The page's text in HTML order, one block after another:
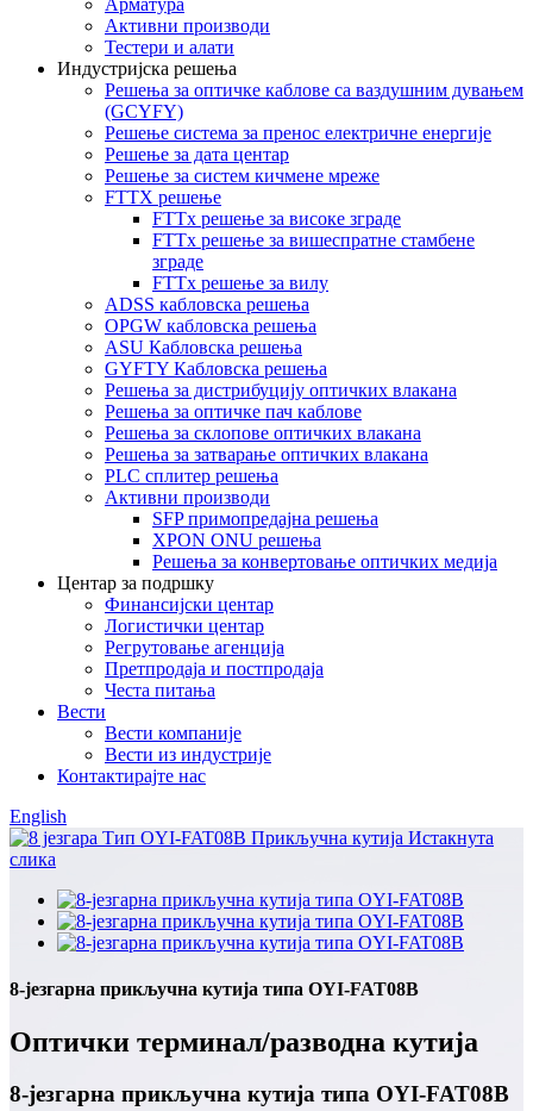
Арматура
Активни производи
Тестери и алати
Индустријска решења
Решења за оптичке каблове са ваздушним дувањем
(GCYFY)
Решење система за пренос електричне енергије
Решење за дата центар
Решење за систем кичмене мреже
FTTX решење
FTTx решење за високе зграде
FTTx решење за вишеспратне стамбене
зграде
FTTx решење за вилу
ADSS кабловска решења
OPGW кабловска решења
ASU Кабловска решења
GYFTY Кабловска решења
Решења за дистрибуцију оптичких влакана
Решења за оптичке пач каблове
Решења за склопове оптичких влакана
Решења за затварање оптичких влакана
PLC сплитер решења
Активни производи
SFP примопредајна решења
XPON ONU решења
Решења за конвертовање оптичких медија
Центар за подршку
Финансијски центар
Логистички центар
Регрутовање агенција
Претпродаја и постпродаја
Честа питања
Вести
Вести компаније
Вести из индустрије
Контактирајте нас
English
8-језгарна прикључна кутија типа OYI-FAT08B
Оптички терминал/разводна кутија
8-језгарна прикључна кутија типа OYI-FAT08B